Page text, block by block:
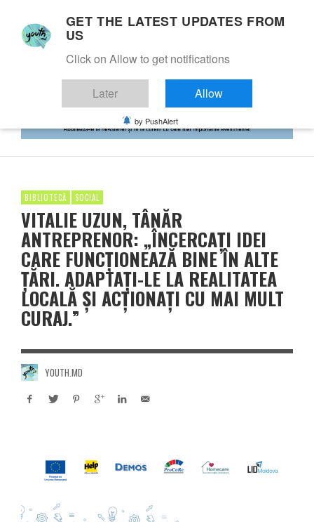
BIBLIOTECĂ SOCIAL
VITALIE UZUN, TÂNĂR
ANTREPRENOR: „ÎNCERCAȚI IDEI
CARE FUNCȚIONEAZĂ BINE ÎN ALTE
ȚĂRI. ADAPTAȚI-LE LA REALITATEA
LOCALĂ ȘI ACȚIONAȚI CU MAI MULT
CURAJ.”
YOUTH.MD
GET THE LATEST UPDATES FROM
US
Click on Allow to get notifications
Later Allow
by PushAlert